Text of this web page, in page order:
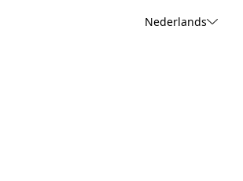
Nederlands